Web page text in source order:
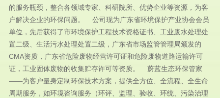
的服务瓶颈，整合各领域专家、科研院所、优势企业等资源，为客
户解决企业的环保问题。 公司现为广东省环境保护产业协会会员
单位，先后获得了市环境保护工程技术资格证书、工业废水处理处
置二级、生活污水处理处置二级，广东省市场监管管理局颁发的
CMA资质，广东省危险废物经营许可证和危险废物道路运输许可
证，工业固体废物的收集贮存许可等资质。 蔚蓝生态环保管家
——为客户量身定制环保技术方案，提供全方位、全流程、全生命
周期服务，如环境咨询服务（环评、监理、验收、环统、污染治理